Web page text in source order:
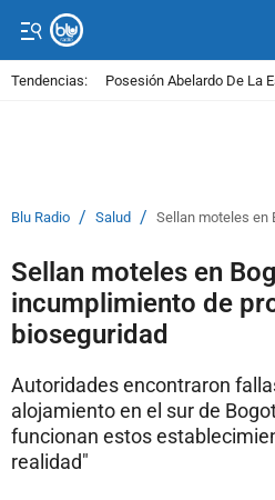
Tendencias: Posesión Abelardo De La
Blu Radio / Salud / Sellan moteles en
Sellan moteles en
incumplimiento de
bioseguridad
Autoridades encontraron
alojamiento en el sur de
funcionan estos
realidad"